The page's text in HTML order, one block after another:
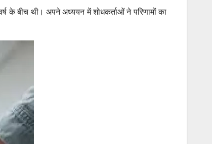
के बीच थी। अपने अध्ययन में शोधकर्ताओं ने परिणामों का